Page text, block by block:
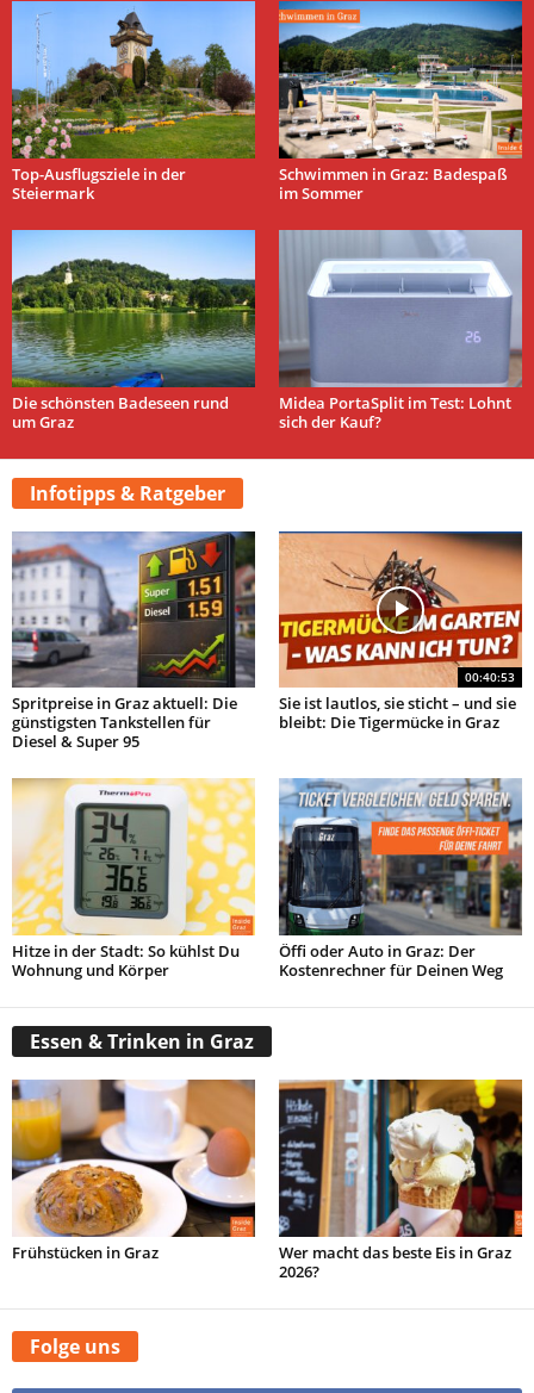
Top-Ausflugsziele in der
Steiermark
Schwimmen in Graz: Badespaß
im Sommer
Die schönsten Badeseen rund
um Graz
Midea PortaSplit im Test: Lohnt
sich der Kauf?
Infotipps & Ratgeber
Spritpreise in Graz aktuell: Die
günstigsten Tankstellen für
Diesel & Super 95
00:40:53
Sie ist lautlos, sie sticht – und sie
bleibt: Die Tigermücke in Graz
Hitze in der Stadt: So kühlst Du
Wohnung und Körper
Öffi oder Auto in Graz: Der
Kostenrechner für Deinen Weg
Essen & Trinken in Graz
Frühstücken in Graz
Wer macht das beste Eis in Graz
2026?
Folge uns